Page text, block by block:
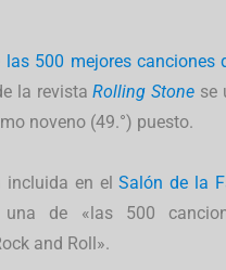
las 500 mejores canciones
la revistaRolling Stone se
noveno (49.°) puesto.
incluida en elSalón de la
de «las 500
and Roll».